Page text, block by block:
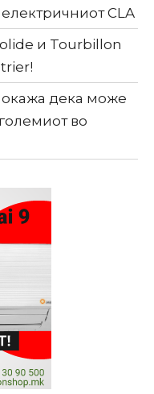
CLA
и Tourbillon
дека може
во